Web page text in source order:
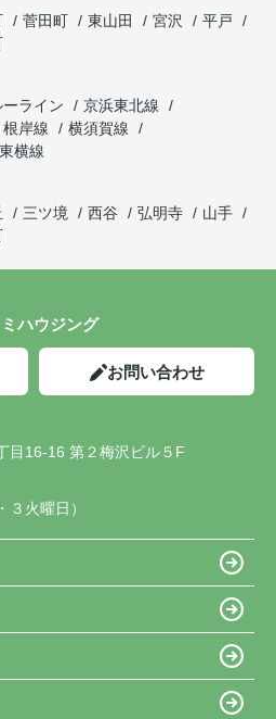
菅田町 東山田 宮沢
平戸
ーライン
京浜東北線
根岸線
横須賀線
横線
三ツ境 西谷 弘明寺
山手
ハウジング
お問い合わせ
目16-16 第２梅沢ビル５F
火曜日）